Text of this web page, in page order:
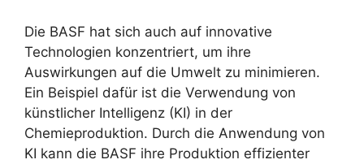
Die BASF hat sich auch auf innovative
Technologien konzentriert, um ihre
Auswirkungen auf die Umwelt zu minimieren.
Ein Beispiel dafür ist die Verwendung von
künstlicher Intelligenz (KI) in der
Chemieproduktion. Durch die Anwendung von
KI kann die BASF ihre Produktion effizienter